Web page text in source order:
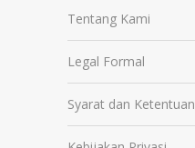
Tentang Kami
Legal Formal
Syarat dan Ketentuan